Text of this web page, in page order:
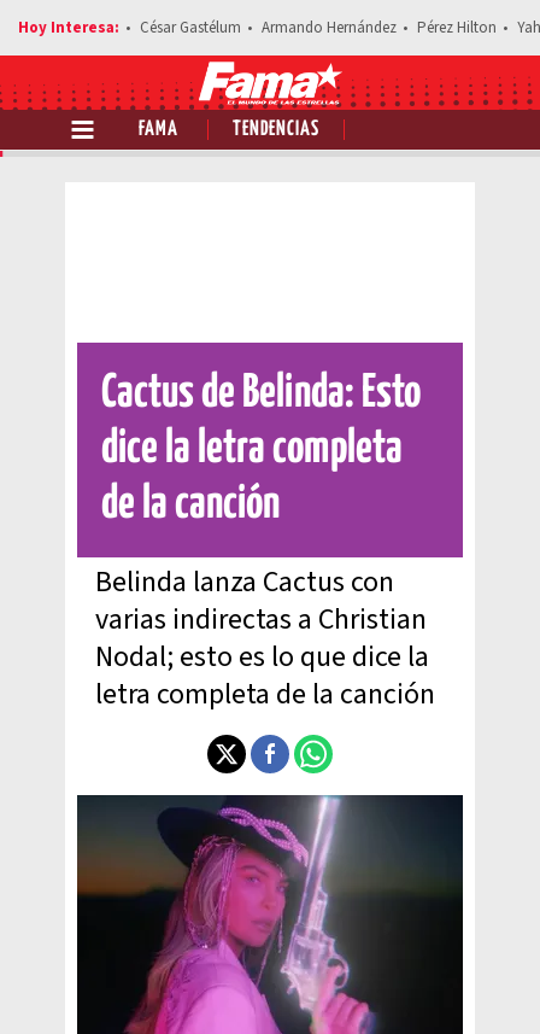
César Gastélum Armando Hernández Pérez Hilton
FAMA TENDENCIAS
Comparte esta noticia
Cactus de Belinda: Esto
dice la letra completa
de la canción
Belinda lanza Cactus con
varias indirectas a Christian
Nodal; esto es lo que dice la
letra completa de la canción